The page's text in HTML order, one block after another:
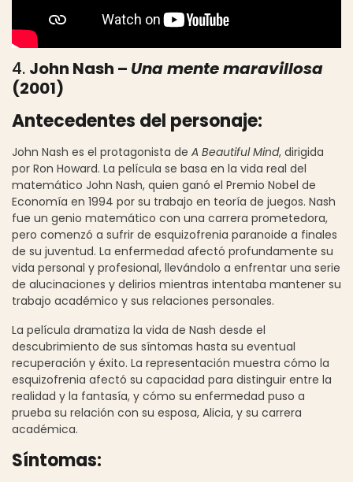
4. John Nash – Una mente maravillosa
(2001)
Antecedentes del personaje:
John Nash es el protagonista de A Beautiful Mind, dirigida
por Ron Howard. La película se basa en la vida real del
matemático John Nash, quien ganó el Premio Nobel de
Economía en 1994 por su trabajo en teoría de juegos. Nash
fue un genio matemático con una carrera prometedora,
pero comenzó a sufrir de esquizofrenia paranoide a finales
de su juventud. La enfermedad afectó profundamente su
vida personal y profesional, llevándolo a enfrentar una serie
de alucinaciones y delirios mientras intentaba mantener su
trabajo académico y sus relaciones personales.
La película dramatiza la vida de Nash desde el
descubrimiento de sus síntomas hasta su eventual
recuperación y éxito. La representación muestra cómo la
esquizofrenia afectó su capacidad para distinguir entre la
realidad y la fantasía, y cómo su enfermedad puso a
prueba su relación con su esposa, Alicia, y su carrera
académica.
Síntomas: